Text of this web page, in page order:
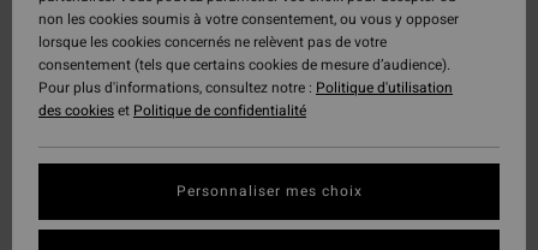
non les cookies soumis à votre consentement, ou vous y opposer
lorsque les cookies concernés ne relèvent pas de votre
consentement (tels que certains cookies de mesure d’audience).
Pour plus d'informations, consultez notre : Politique d'utilisation
des cookieset Politique de confidentialité
Personnaliser mes choix